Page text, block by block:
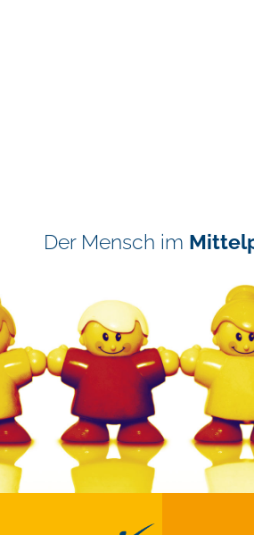
Der Mensch im